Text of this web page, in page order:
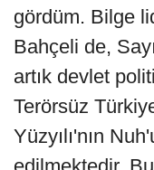
gördüm. Bilge
Bahçeli de,
artık devlet
Terörsüz
Yüzyılı'nın